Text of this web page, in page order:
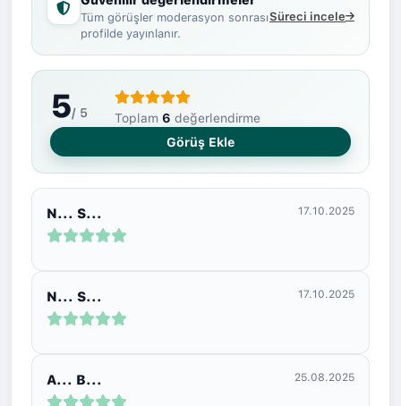
Tüm görüşler moderasyon sonrası
profilde yayınlanır.
Süreci incele
5/ 5 Toplam 6 değerlendirme
Görüş Ekle
N... S... 17.10.2025
N... S... 17.10.2025
A... B... 25.08.2025